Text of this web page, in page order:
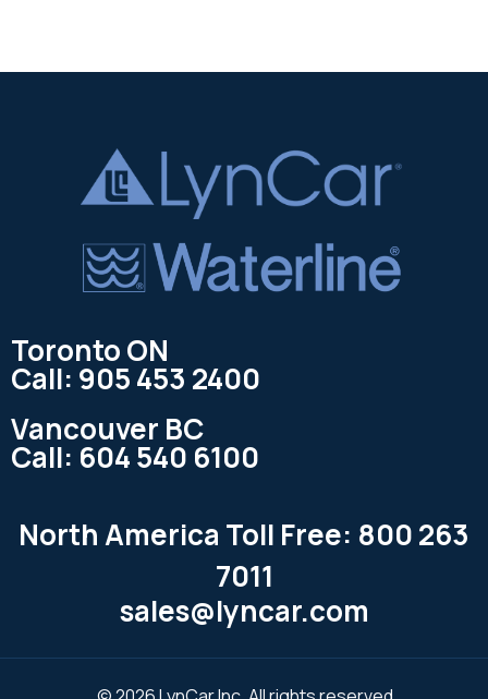
Toronto ON
Call: 905 453 2400
Vancouver BC
Call: 604 540 6100
North America Toll Free: 800 263
7011
sales@lyncar.com